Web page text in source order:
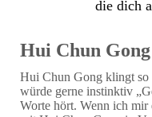
die dich
Hui Chun Gong
Hui Chun Gong klingt so
würde gerne instinktiv
Worte hört. Wenn ich mir